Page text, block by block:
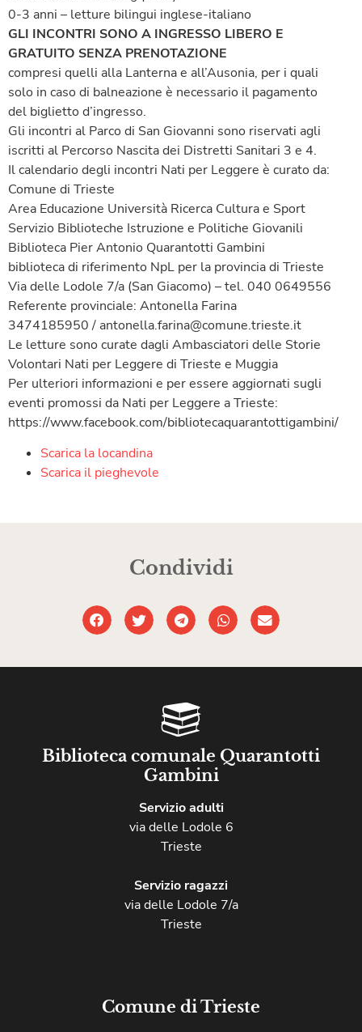
0-3 anni – letture bilingui inglese-italiano
GLI INCONTRI SONO A INGRESSO LIBERO E
GRATUITO SENZA PRENOTAZIONE
compresi quelli alla Lanterna e all’Ausonia, per i quali
solo in caso di balneazione è necessario il pagamento
del biglietto d’ingresso.
Gli incontri al Parco di San Giovanni sono riservati agli
iscritti al Percorso Nascita dei Distretti Sanitari 3 e 4.
Il calendario degli incontri Nati per Leggere è curato da:
Comune di Trieste
Area Educazione Università Ricerca Cultura e Sport
Servizio Biblioteche Istruzione e Politiche Giovanili
Biblioteca Pier Antonio Quarantotti Gambini
biblioteca di riferimento NpL per la provincia di Trieste
Via delle Lodole 7/a (San Giacomo) – tel. 040 0649556
Referente provinciale: Antonella Farina
3474185950 / antonella.farina@comune.trieste.it
Le letture sono curate dagli Ambasciatori delle Storie
Volontari Nati per Leggere di Trieste e Muggia
Per ulteriori informazioni e per essere aggiornati sugli
eventi promossi da Nati per Leggere a Trieste:
https://www.facebook.com/bibliotecaquarantottigambini/
Scarica la locandina
Scarica il pieghevole
Condividi
Biblioteca comunale Quarantotti
Gambini
Servizio adulti
via delle Lodole 6
Trieste
Servizio ragazzi
via delle Lodole 7/a
Trieste
Comune di Trieste